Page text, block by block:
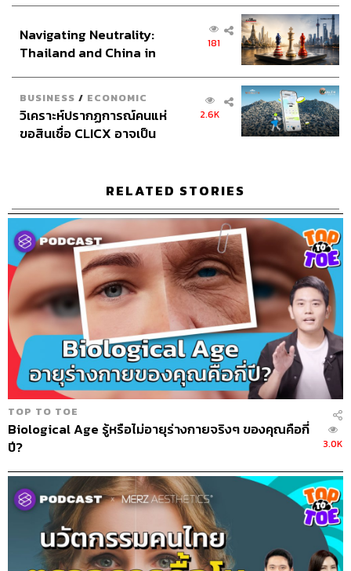
อินโดนีเซีย
Navigating Neutrality:
Thailand and China in
181
BUSINESS / ECONOMIC
วิเคราะห์ปรากฏการณ์คนแห่
ขอสินเชื่อ CLICX อาจเป็น
2.6K
RELATED STORIES
TOP TO TOE
Biological Age รู้หรือไม่อายุร่างกายจริงๆ ของคุณคือกี่
ปี?
3.0K